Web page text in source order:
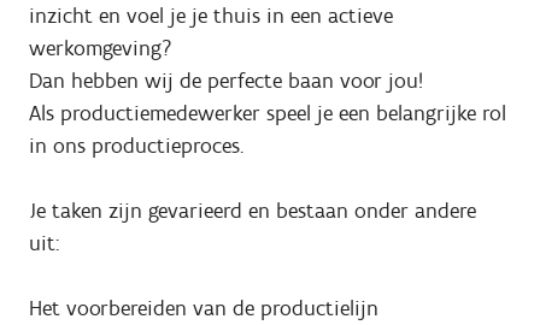
inzicht en voel je je thuis in een actieve
werkomgeving?
Dan hebben wij de perfecte baan voor jou!
Als productiemedewerker speel je een belangrijke rol
in ons productieproces.
Je taken zijn gevarieerd en bestaan onder andere
uit:
Het voorbereiden van de productielijn